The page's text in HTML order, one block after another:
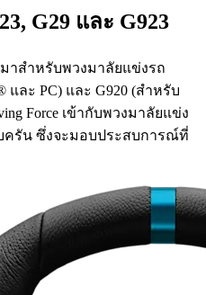
G29 และ G923
มาสำหรับพวงมาลัยแข่งรถ
และ PC) และ G920 (สำหรับ
Force เข้ากับพวงมาลัยแข่ง
รัน ซึ่งจะมอบประสบการณ์ที่